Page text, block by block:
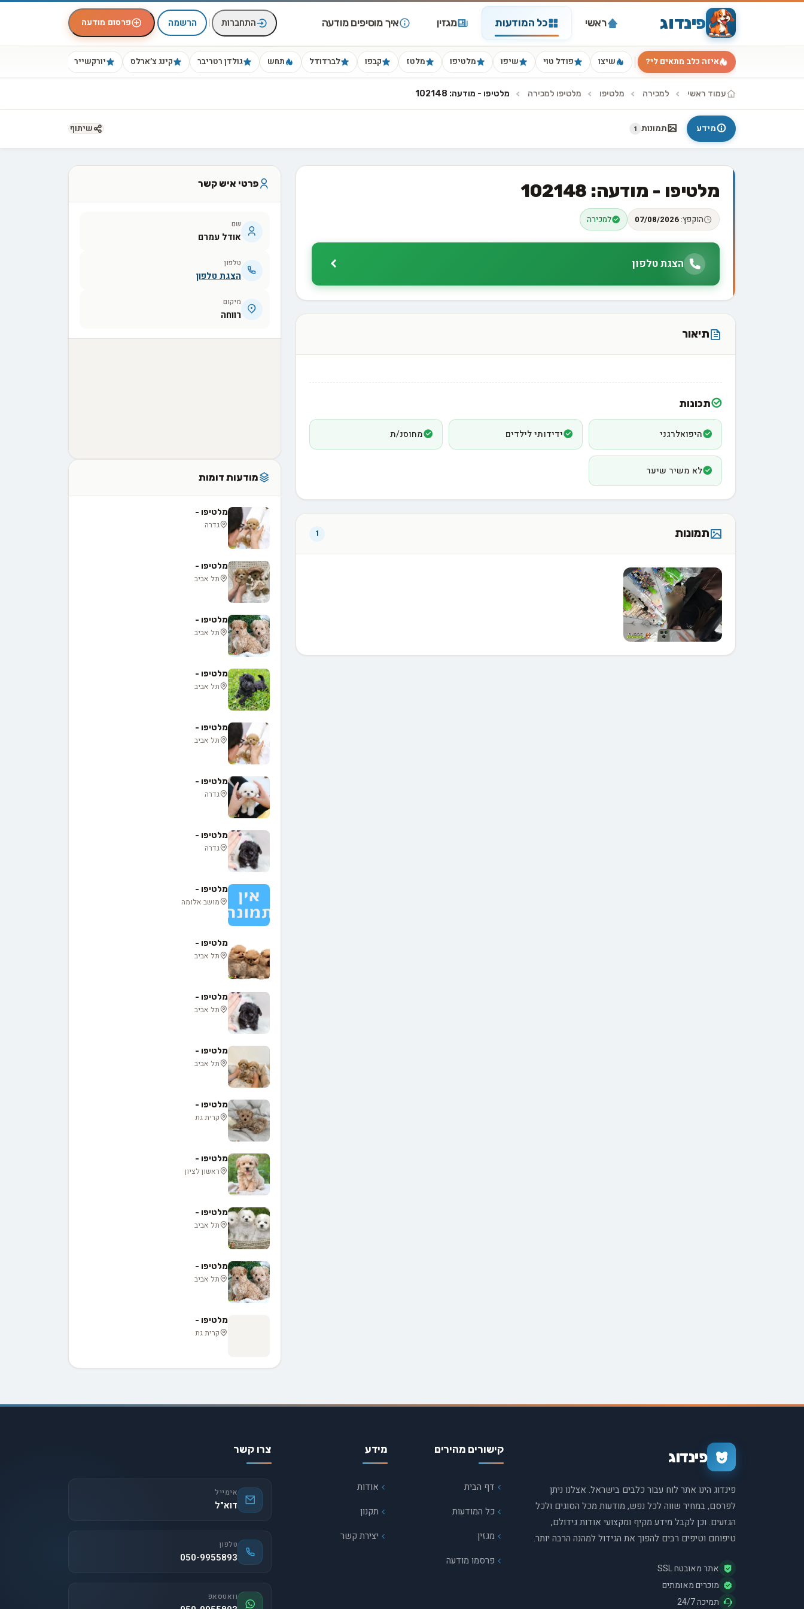
פינדוג ראשי כל המודעות מגזין איך מוסיפים מודעה התחברות | הרשמה פרסום מודעה
איזה כלב מתאים לי? שיצו פודל טוי שיפו מלטיפו מלטז קבפו לברדודל תחש גולדן רטריבר קינג צ׳ארלס יורקשייר
עמוד ראשי למכירה מלטיפו מלטיפו למכירה מלטיפו - מודעה: 102148
מידע תמונות 1 שיתוף
מלטיפו - מודעה: 102148
הוקפץ:07/08/2026 למכירה
הצגת טלפון
תיאור
תכונות
היפואלרגני ידידותי לילדים מחוסנ/ת
לא משיר שיער
תמונות 1
פרטי איש קשר
שם
אודל עמרם
טלפון
הצגת טלפון
מיקום
רווחה
מודעות דומות
מלטיפו -
גדרה
מלטיפו -
תל אביב
מלטיפו -
תל אביב
מלטיפו -
תל אביב
מלטיפו -
תל אביב
מלטיפו -
גדרה
מלטיפו -
גדרה
מלטיפו -
מושב אלומה
מלטיפו -
תל אביב
מלטיפו -
תל אביב
מלטיפו -
תל אביב
מלטיפו -
קרית גת
מלטיפו -
ראשון לציון
מלטיפו -
תל אביב
מלטיפו -
תל אביב
מלטיפו -
קרית גת
פינדוג
פינדוג הינו אתר לוח עבור כלבים בישראל. אצלנו ניתן
לפרסם, במחיר שווה לכל נפש, מודעות מכל הסוגים ולכל
הגזעים. וכן לקבל מידע מקיף ומקצועי אודות גידולם,
טיפוחם וטיפים רבים להפוך את הגידול למהנה הרבה יותר.
אתר מאובטח SSL
מוכרים מאומתים
תמיכה 24/7
קישורים מהירים
דף הבית
כל המודעות
מגזין
פרסמו מודעה
מידע
אודות
תקנון
יצירת קשר
צרו קשר
אימייל
דוא"ל
טלפון
050-9955893
וואטסאפ